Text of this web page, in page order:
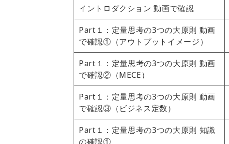
イントロダクション 動画で確認
Part１：定量思考の3つの大原則 動画
で確認①（アウトプットイメージ）
Part１：定量思考の3つの大原則 動画
で確認②（MECE）
Part１：定量思考の3つの大原則 動画
で確認③（ビジネス定数）
Part１：定量思考の3つの大原則 知識
の確認①